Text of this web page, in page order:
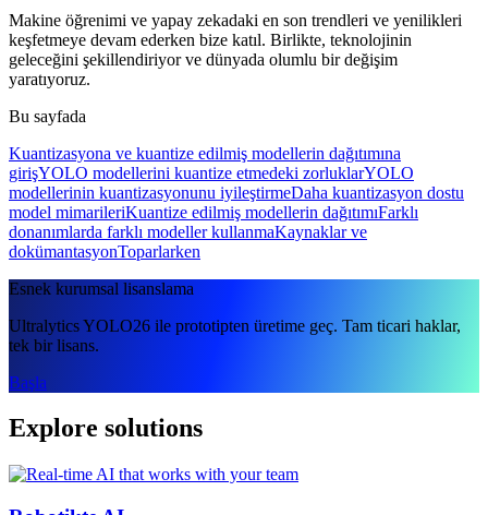
Makine öğrenimi ve yapay zekadaki en son trendleri ve yenilikleri
keşfetmeye devam ederken bize katıl. Birlikte, teknolojinin
geleceğini şekillendiriyor ve dünyada olumlu bir değişim
yaratıyoruz.
Bu sayfada
Kuantizasyona ve kuantize edilmiş modellerin dağıtımına
girişYOLO modellerini kuantize etmedeki zorluklarYOLO
modellerinin kuantizasyonunu iyileştirmeDaha kuantizasyon dostu
model mimarileriKuantize edilmiş modellerin dağıtımıFarklı
donanımlarda farklı modeller kullanmaKaynaklar ve
dokümantasyonToparlarken
Esnek kurumsal lisanslama
Ultralytics YOLO26 ile prototipten üretime geç. Tam ticari haklar,
tek bir lisans.
Başla
Explore solutions